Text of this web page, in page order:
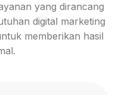
yang dirancang
digital marketing
memberikan hasil